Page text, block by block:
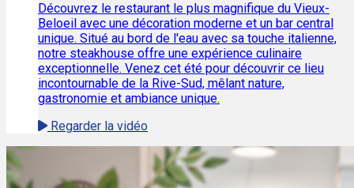
Découvrez le restaurant le plus magnifique du Vieux-
Beloeil avec une décoration moderne et un bar central
unique. Situé au bord de l'eau avec sa touche italienne,
notre steakhouse offre une expérience culinaire
exceptionnelle. Venez cet été pour découvrir ce lieu
incontournable de la Rive-Sud, mêlant nature,
gastronomie et ambiance unique.
Regarder la vidéo